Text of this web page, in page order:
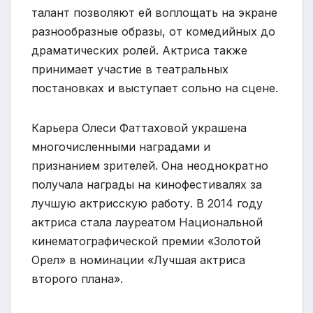
талант позволяют ей воплощать на экране
разнообразные образы, от комедийных до
драматических ролей. Актриса также
принимает участие в театральных
постановках и выступает сольно на сцене.
Карьера Олеси Фаттаховой украшена
многочисленными наградами и
признанием зрителей. Она неоднократно
получала награды на кинофестивалях за
лучшую актрисскую работу. В 2014 году
актриса стала лауреатом Национальной
кинематографической премии «Золотой
Орел» в номинации «Лучшая актриса
второго плана».